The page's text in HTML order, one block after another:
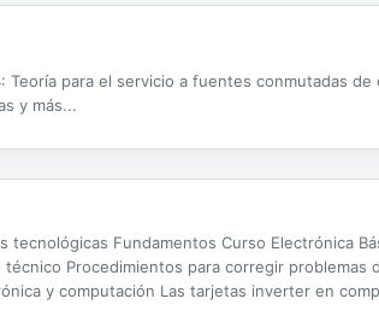
Teoría para el servicio a fuentes conmutadas
y más...
tecnológicas Fundamentos Curso Electrónica
Procedimientos para corregir problemas
y computación Las tarjetas inverter en